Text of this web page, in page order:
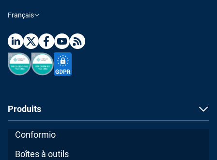
Français
Produits
Conformio
Boîtes à outils